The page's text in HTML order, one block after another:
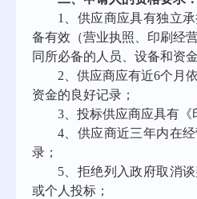
1、供应商应具有独立
备有效（营业执照、印刷经
同所必备的人员、设备和资金
2、供应商应有近6个月
资金的良好记录；
3、 投标供应商应具有《
4 、供应商近三年内在
录；
5 、拒绝列入政府取消
或个人投标；